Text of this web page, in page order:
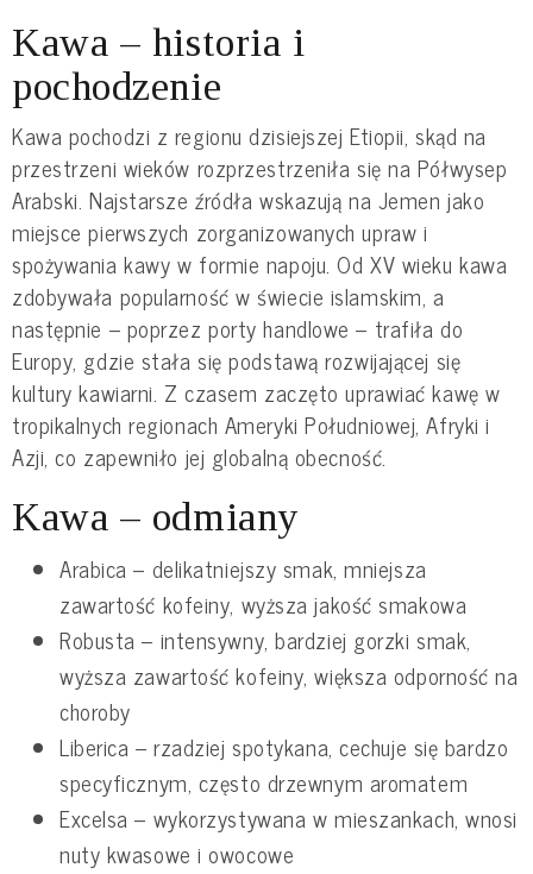
Kawa – historia i
pochodzenie
Kawa pochodzi z regionu dzisiejszej Etiopii, skąd na
przestrzeni wieków rozprzestrzeniła się na Półwysep
Arabski. Najstarsze źródła wskazują na Jemen jako
miejsce pierwszych zorganizowanych upraw i
spożywania kawy w formie napoju. Od XV wieku kawa
zdobywała popularność w świecie islamskim, a
następnie – poprzez porty handlowe – trafiła do
Europy, gdzie stała się podstawą rozwijającej się
kultury kawiarni. Z czasem zaczęto uprawiać kawę w
tropikalnych regionach Ameryki Południowej, Afryki i
Azji, co zapewniło jej globalną obecność.
Kawa – odmiany
Arabica – delikatniejszy smak, mniejsza
zawartość kofeiny, wyższa jakość smakowa
Robusta – intensywny, bardziej gorzki smak,
wyższa zawartość kofeiny, większa odporność na
choroby
Liberica – rzadziej spotykana, cechuje się bardzo
specyficznym, często drzewnym aromatem
Excelsa – wykorzystywana w mieszankach, wnosi
nuty kwasowe i owocowe